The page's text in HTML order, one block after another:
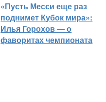
«Пусть Месси еще раз
поднимет Кубок мира»:
Илья Горохов — о
фаворитах чемпионата